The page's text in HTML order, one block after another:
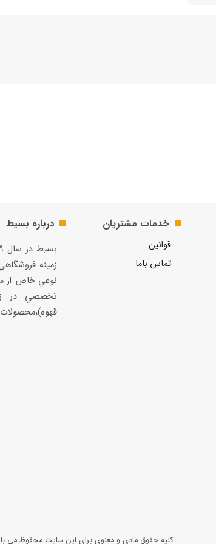
خدمات مشتریان
قوانین
تماس باما
درباره بسیط
زمينه
نوعي خاص از
تخصصي در
کلیه حقوق مادی و معنوی برای این سایت محفوظ می